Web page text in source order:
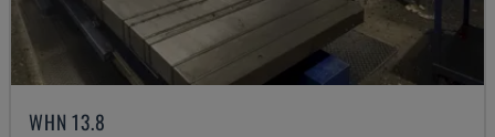
WHN 13.8